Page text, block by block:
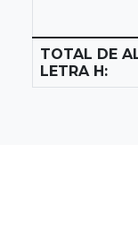
TOTAL DE
LETRA H: